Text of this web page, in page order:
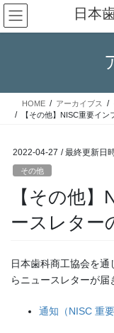
コ
ン
テ
ス
ナ
ビ
ゲ
ン
日本
HOME アーカイブス
【その他】NISC重要イン
2022-04-27 / 最終更新日
その他
【その他
ースレター
日本歯科商工協会を
らニュースレターが
通知（NISC 重